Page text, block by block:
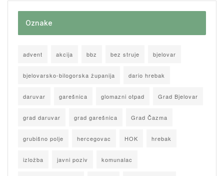
Oznake
advent akcija bbz bez struje bjelovar
bjelovarsko-bilogorska županija dario hrebak
daruvar garešnica glomazni otpad Grad Bjelovar
grad daruvar grad garešnica Grad Čazma
grubišno polje hercegovac HOK hrebak
izložba javni poziv komunalac